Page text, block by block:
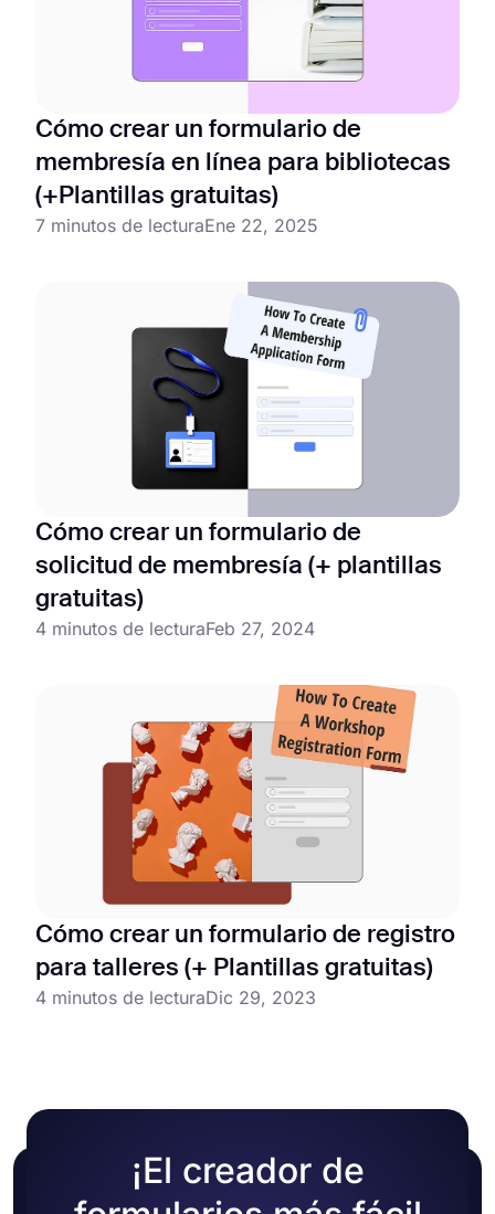
Cómo crear un formulario de
membresía en línea para bibliotecas
(+Plantillas gratuitas)
7 minutos de lecturaEne 22, 2025
Cómo crear un formulario de
solicitud de membresía (+ plantillas
gratuitas)
4 minutos de lecturaFeb 27, 2024
Cómo crear un formulario de registro
para talleres (+ Plantillas gratuitas)
4 minutos de lecturaDic 29, 2023
¡El creador de